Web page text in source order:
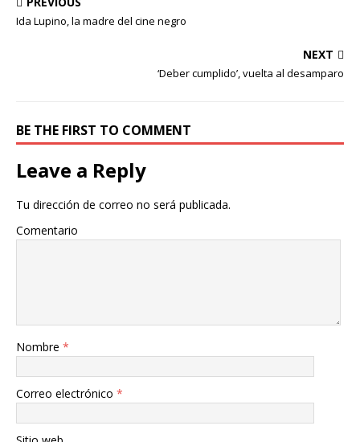
Ida Lupino, la madre del cine negro
NEXT
‘Deber cumplido’, vuelta al desamparo
BE THE FIRST TO COMMENT
Leave a Reply
Tu dirección de correo no será publicada.
Comentario
Nombre *
Correo electrónico *